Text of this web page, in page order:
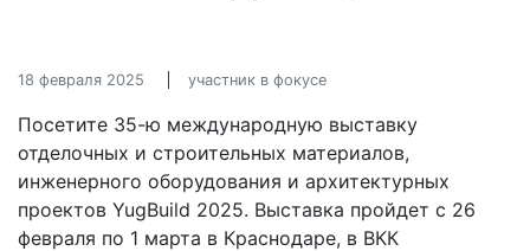
18 февраля 2025 участник в фокусе
Посетите 35-ю международную выставку
отделочных и строительных материалов,
инженерного оборудования и архитектурных
проектов YugBuild 2025. Выставка пройдет с 26
февраля по 1 марта в Краснодаре, в ВКК